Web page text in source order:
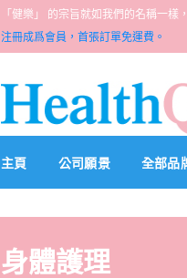
「健樂」 的宗旨就如我們的名稱一
注冊成爲會員，首張訂單免運費。
主頁 公司願景 全部品
身體護理